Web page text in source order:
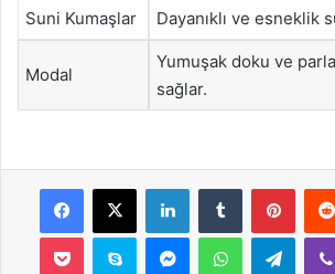
Suni Kumaşlar Dayanıklı ve esneklik
Modal
Yumuşak doku ve
sağlar.
Facebook
X LinkedInTumblr
Pocket Skype MessengerWhatsApp